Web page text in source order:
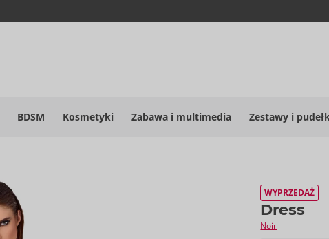
BDSM Kosmetyki Zabawa i multimedia Zestawy i
WYPRZEDAŻ
Dress
Noir